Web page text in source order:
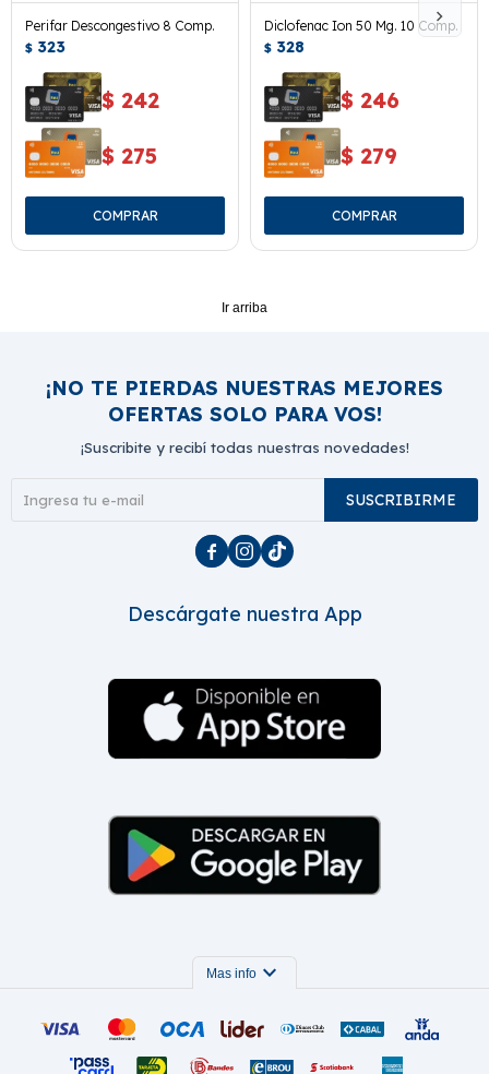
Perifar Descongestivo 8 Comp.
$ 323
$ 242
$ 275
Diclofenac Ion 50 Mg. 10 Comp.
$ 328
$ 246
$ 279
Ir arriba
¡NO TE PIERDAS NUESTRAS MEJORES
OFERTAS SOLO PARA VOS!
¡Suscribite y recibí todas nuestras novedades!
SUSCRIBIRME
  
Descárgate nuestra App
Mas info expand_more